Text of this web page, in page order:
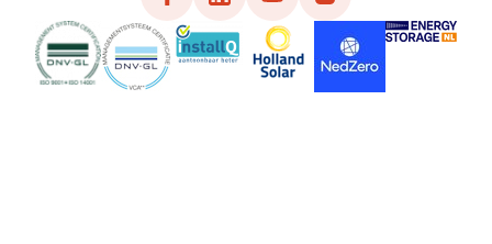
FacebookLinkedInYouTubeInstagram
DNG
VCA InstallQ Holland SolarNedZero Energy